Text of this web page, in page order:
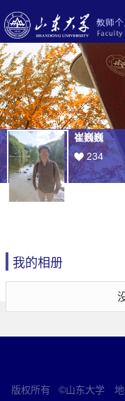
崔巍巍
234
我的相册
版权所有 ©山东大学 地